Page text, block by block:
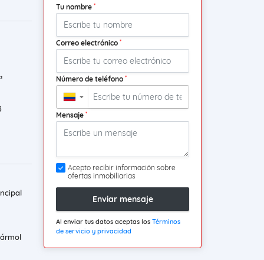
Tu nombre *
Correo electrónico *
Número de teléfono *
▼
Mensaje *
Acepto recibir información sobre
ofertas inmobiliarias
Enviar mensaje
Al enviar tus datos aceptas los Términos
de servicio y privacidad